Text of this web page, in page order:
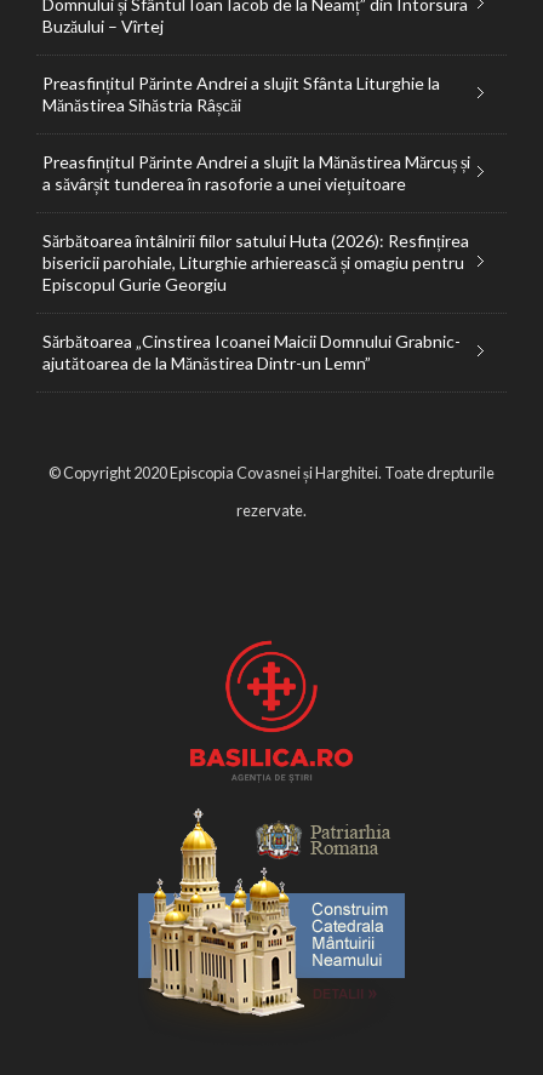
Domnului și Sfântul Ioan Iacob de la Neamț” din Întorsura
Buzăului – Vîrtej
Preasfințitul Părinte Andrei a slujit Sfânta Liturghie la
Mănăstirea Sihăstria Râșcăi
Preasfințitul Părinte Andrei a slujit la Mănăstirea Mărcuș și
a săvârșit tunderea în rasoforie a unei viețuitoare
Sărbătoarea întâlnirii fiilor satului Huta (2026): Resfințirea
bisericii parohiale, Liturghie arhierească și omagiu pentru
Episcopul Gurie Georgiu
Sărbătoarea „Cinstirea Icoanei Maicii Domnului Grabnic-
ajutătoarea de la Mănăstirea Dintr-un Lemn”
© Copyright 2020 Episcopia Covasnei și Harghitei. Toate drepturile
rezervate.